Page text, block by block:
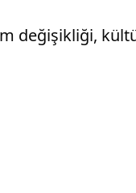
değişikliği,